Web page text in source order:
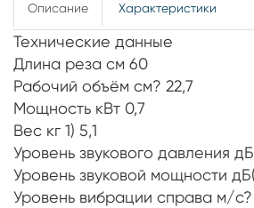
Описание Характеристики
Технические данные
Длина реза см 60
Рабочий объём см? 22,7
Мощность кВт 0,7
Вес кг 1) 5,1
Уровень звукового давления
Уровень звуковой мощности
Уровень вибрации справа м/с?